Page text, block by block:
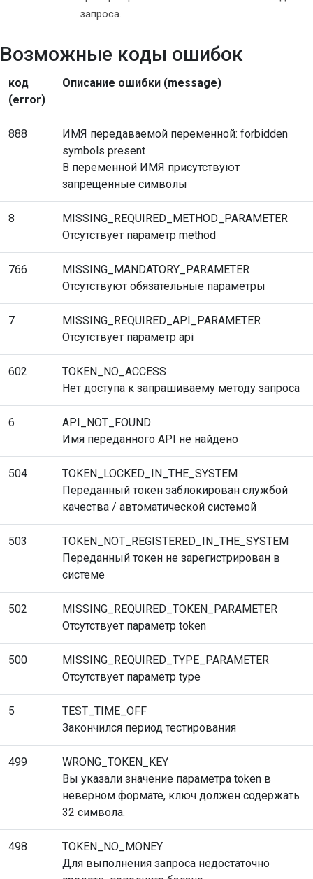
запроса.
Возможные коды ошибок
код
(error)
Описание ошибки (message)
888
ИМЯ передаваемой переменной: forbidden
symbols present
В переменной ИМЯ присутствуют
запрещенные символы
8
MISSING_REQUIRED_METHOD_PARAMETER
Отсутствует параметр method
766
MISSING_MANDATORY_PARAMETER
Отсутствуют обязательные параметры
7
MISSING_REQUIRED_API_PARAMETER
Отсутствует параметр api
602
TOKEN_NO_ACCESS
Нет доступа к запрашиваему методу запроса
6
API_NOT_FOUND
Имя переданного API не найдено
504
TOKEN_LOCKED_IN_THE_SYSTEM
Переданный токен заблокирован службой
качества / автоматической системой
503
TOKEN_NOT_REGISTERED_IN_THE_SYSTEM
Переданный токен не зарегистрирован в
системе
502
MISSING_REQUIRED_TOKEN_PARAMETER
Отсутствует параметр token
500
MISSING_REQUIRED_TYPE_PARAMETER
Отсутствует параметр type
5
TEST_TIME_OFF
Закончился период тестирования
499
WRONG_TOKEN_KEY
Вы указали значение параметра token в
неверном формате, ключ должен содержать
32 символа.
498
TOKEN_NO_MONEY
Для выполнения запроса недостаточно